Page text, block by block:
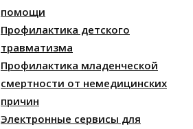
помощи
Профилактика детского
травматизма
Профилактика младенческой
смертности от немедицинских
причин
Электронные сервисы для